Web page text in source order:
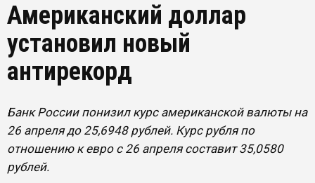
Американский доллар
установил новый
антирекорд
Банк России понизил курс американской валюты на
26 апреля до 25,6948 рублей. Курс рубля по
отношению к евро с 26 апреля составит 35,0580
рублей.